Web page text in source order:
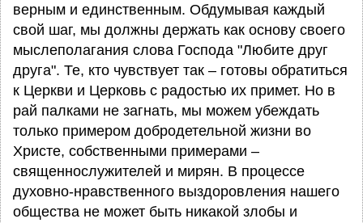
верным и единственным. Обдумывая каждый
свой шаг, мы должны держать как основу своего
мыслеполагания слова Господа "Любите друг
друга". Те, кто чувствует так – готовы обратиться
к Церкви и Церковь с радостью их примет. Но в
рай палками не загнать, мы можем убеждать
только примером добродетельной жизни во
Христе, собственными примерами –
священнослужителей и мирян. В процессе
духовно-нравственного выздоровления нашего
общества не может быть никакой злобы и